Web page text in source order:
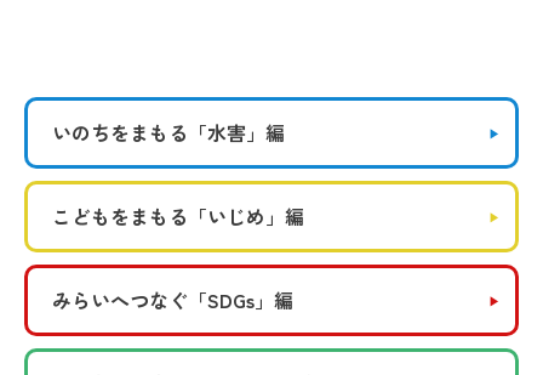
いのちをまもる 「水害」編
こどもをまもる 「いじめ」編
みらいへつなぐ 「SDGs」編